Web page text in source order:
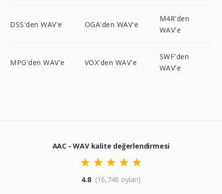
DSS'den WAV'e OGA'den WAV'e
M4R'den
WAV'e
MPG'den WAV'e VOX'den WAV'e
SWF'den
WAV'e
AAC - WAV kalite değerlendirmesi
4.8 (16,746 oyları)